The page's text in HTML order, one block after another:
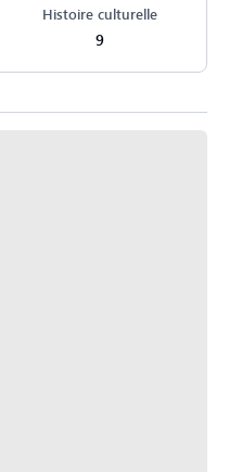
Histoire culturelle
9